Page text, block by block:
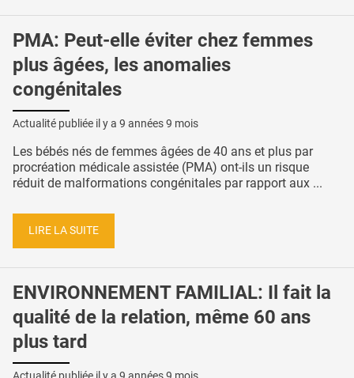
PMA: Peut-elle éviter chez femmes
plus âgées, les anomalies
congénitales
Actualité publiée il y a 9 années 9 mois
Les bébés nés de femmes âgées de 40 ans et plus par
procréation médicale assistée (PMA) ont-ils un risque
réduit de malformations congénitales par rapport aux ...
LIRE LA SUITE
ENVIRONNEMENT FAMILIAL: Il fait la
qualité de la relation, même 60 ans
plus tard
Actualité publiée il y a 9 années 9 mois